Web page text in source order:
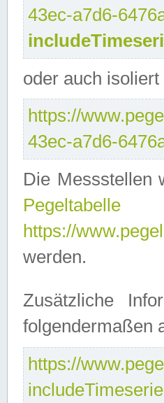
43ec-a7d6-
oder auch
https://
43ec-a7d6-
Die Messstellen
Pegeltabelle
https://
werden.
Zusätzliche
folgendermaßen
https://